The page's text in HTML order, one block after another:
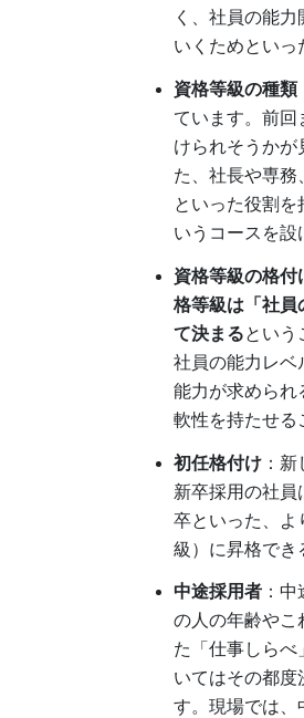
く、社員の能
いくためといっ
資格等級の種類
ています。前回
けられそうかが
た、社長や専
といった役割
いうコースを設
資格等級の格付
格等級は「社員
て決まるという
社員の能力レベ
能力が求められ
軟性を持たせる
初任格付け ：
新卒採用の社員
卒といった、よ
級）に昇格でき
中途採用者 ：
の人の年齢やこ
た「仕事しらべ
いてはその都度
す。現場では、